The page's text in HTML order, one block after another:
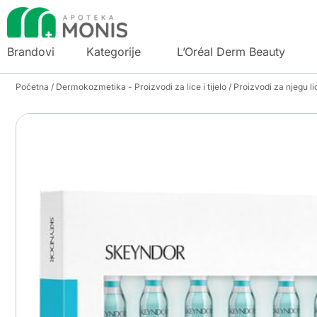
Brandovi Kategorije L’Oréal Derm Beauty
Početna / Dermokozmetika - Proizvodi za lice i tijelo / Proizvodi za njegu